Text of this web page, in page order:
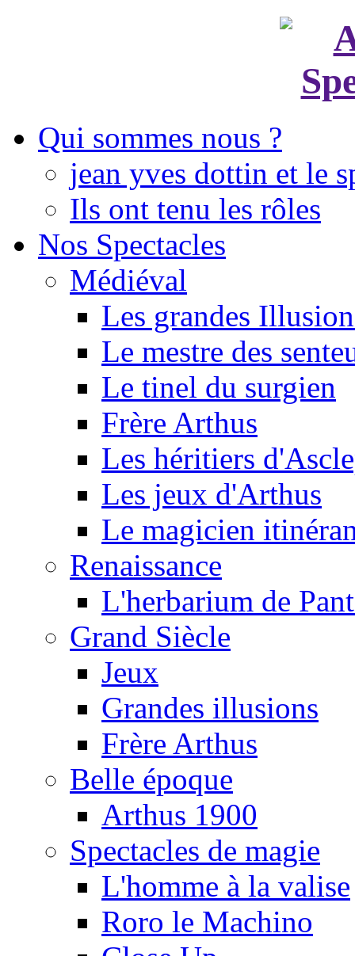
Qui sommes nous ?
jean yves dottin et le
Ils ont tenu les rôles
Nos Spectacles
Médiéval
Les grandes
Le mestre des
Le tinel du surgien
Frère Arthus
Les héritiers
Les jeux d'Arthus
Le magicien
Renaissance
L'herbarium de
Grand Siècle
Jeux
Grandes illusions
Frère Arthus
Belle époque
Arthus 1900
Spectacles de magie
L'homme à la valise
Roro le Machino